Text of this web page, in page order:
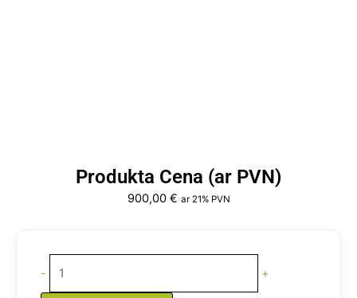
Produkta Cena (ar PVN)
900,00 € ar 21% PVN
-
Elektriskā
+